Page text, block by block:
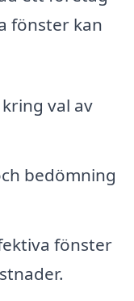
fönster kan
val av
bedömning
fönster